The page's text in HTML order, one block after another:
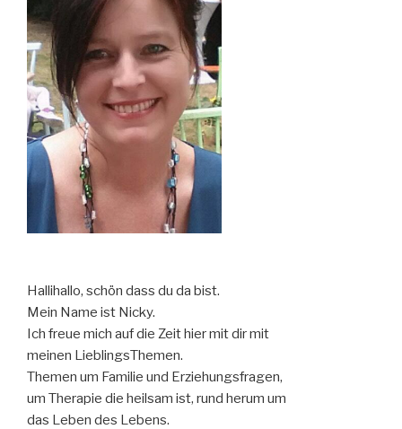
Hallihallo, schön dass du da bist.
Mein Name ist Nicky.
Ich freue mich auf die Zeit hier mit dir mit
meinen LieblingsThemen.
Themen um Familie und Erziehungsfragen,
um Therapie die heilsam ist, rund herum um
das Leben des Lebens.